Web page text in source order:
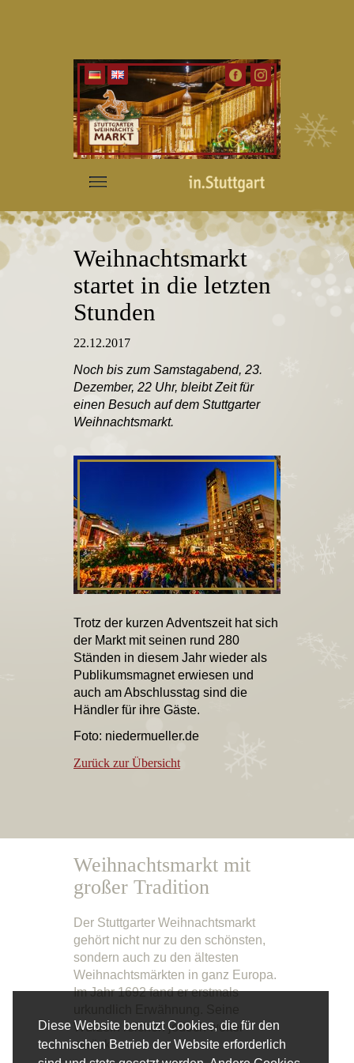
Diese Website benutzt Cookies, die für den
technischen Betrieb der Website erforderlich
Weihnachtsmarkt
startet in die letzten
Stunden
22.12.2017
Noch bis zum Samstagabend, 23.
Dezember, 22 Uhr, bleibt Zeit für
einen Besuch auf dem Stuttgarter
Weihnachtsmarkt.
Trotz der kurzen Adventszeit hat sich
der Markt mit seinen rund 280
Ständen in diesem Jahr wieder als
Publikumsmagnet erwiesen und
auch am Abschlusstag sind die
Händler für ihre Gäste.
Foto: niedermueller.de
Zurück zur Übersicht
Weihnachtsmarkt mit
großer Tradition
Der Stuttgarter Weihnachtsmarkt
gehört nicht nur zu den schönsten,
sondern auch zu den ältesten
Weihnachtsmärkten in ganz Europa.
Im Jahr 1692 fand er erstmals
Wurzeln reichen jedoch weiter
zurück.